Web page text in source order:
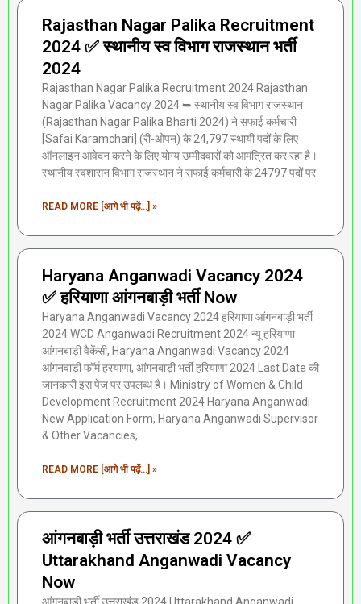
Rajasthan Nagar Palika Recruitment
2024 ✅ स्थानीय स्व विभाग राजस्थान भर्ती
2024
Rajasthan Nagar Palika Recruitment 2024 Rajasthan
Nagar Palika Vacancy 2024 ➥ स्थानीय स्व विभाग राजस्थान
(Rajasthan Nagar Palika Bharti 2024) ने सफाई कर्मचारी
[Safai Karamchari] (री-ओपन) के 24,797 स्थायी पदों के लिए
ऑनलाइन आवेदन करने के लिए योग्य उम्मीदवारों को आमंत्रित कर रहा है।
स्थानीय स्वशासन विभाग राजस्थान ने सफाई कर्मचारी के 24797 पदों पर
READ MORE [आगे भी पढ़ें...] »
Haryana Anganwadi Vacancy 2024
✅ हरियाणा आंगनबाड़ी भर्ती Now
Haryana Anganwadi Vacancy 2024 हरियाणा आंगनबाड़ी भर्ती
2024 WCD Anganwadi Recruitment 2024 न्यू हरियाणा
आंगनबाड़ी वैकेंसी, Haryana Anganwadi Vacancy 2024
आंगनवाड़ी फॉर्म हरयाणा, आंगनबाड़ी भर्ती हरियाणा 2024 Last Date की
जानकारी इस पेज पर उपलब्ध है। Ministry of Women & Child
Development Recruitment 2024 Haryana Anganwadi
New Application Form, Haryana Anganwadi Supervisor
& Other Vacancies,
READ MORE [आगे भी पढ़ें...] »
आंगनबाड़ी भर्ती उत्तराखंड 2024 ✅
Uttarakhand Anganwadi Vacancy
Now